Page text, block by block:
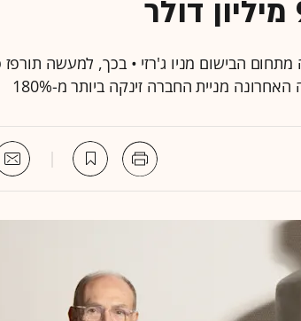
מניית החברה זינקה ביותר מ-180%